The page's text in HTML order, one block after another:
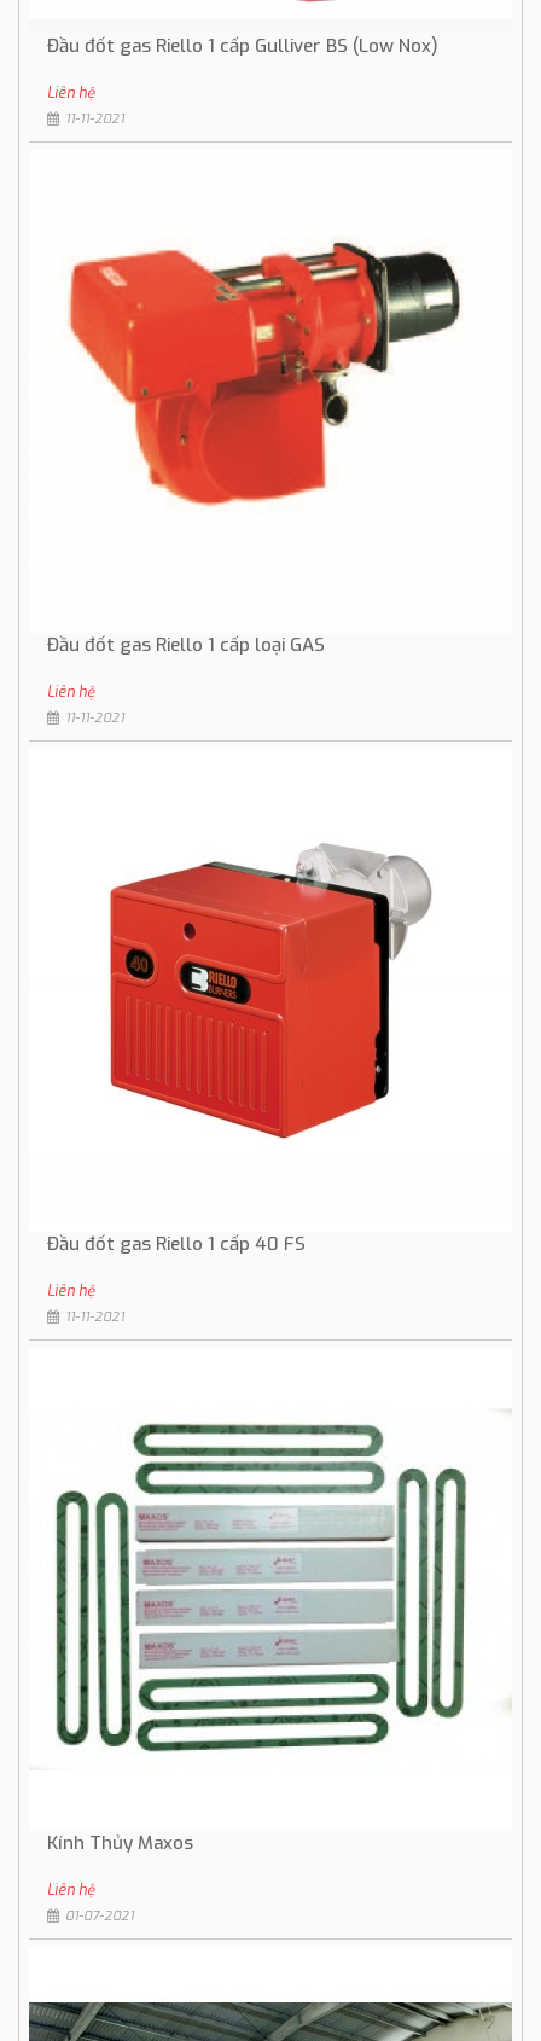
Đầu đốt gas Riello 1 cấp Gulliver BS (Low Nox)
Liên hệ
11-11-2021
Đầu đốt gas Riello 1 cấp loại GAS
Liên hệ
11-11-2021
Đầu đốt gas Riello 1 cấp 40 FS
Liên hệ
11-11-2021
Kính Thủy Maxos
Liên hệ
01-07-2021